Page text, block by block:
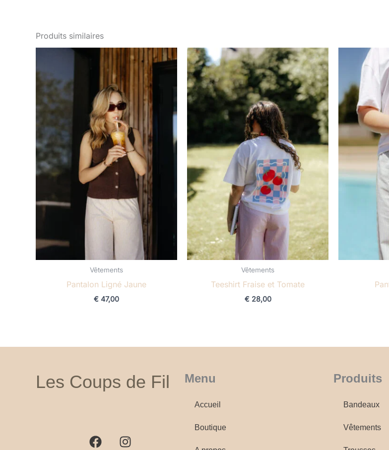
Produits similaires
Vêtements
Pantalon Ligné Jaune
€ 47,00
Vêtements
Teeshirt Fraise et Tomate
€28,00
Les Coups de Fil
c
s
Menu
Accueil
Boutique
Produits
Bandeaux
Vêtements